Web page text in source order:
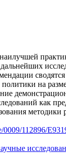
на
как
112896/